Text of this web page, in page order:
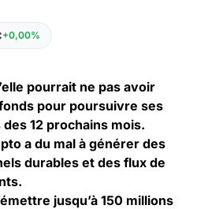
+0,00%
pourrait ne pas avoir
pour poursuivre ses
12 prochains mois.
a du mal à générer des
durables et des flux de
jusqu’à 150 millions